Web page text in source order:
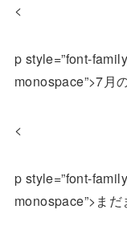
<
p style=”font-
monospace”>7月
<
p style=”font-
monospace”>まだ